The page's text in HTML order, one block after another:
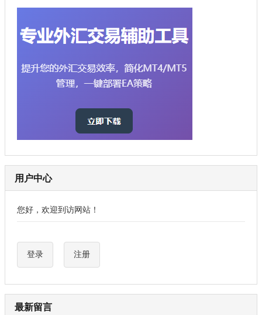
用户中心
您好，欢迎到访网站！
登录 注册
最新留言